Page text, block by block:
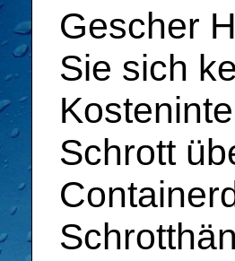
Gescher
Sie sich
Schrott